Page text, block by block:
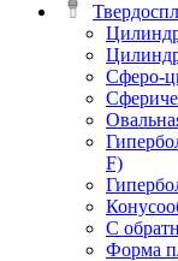
Сферо-
F)
C
Форма